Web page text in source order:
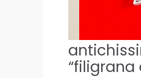
“filigrana